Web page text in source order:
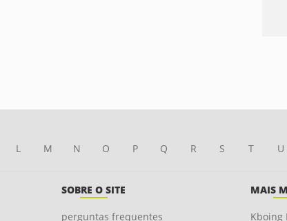
L M N O P Q R S T U
SOBRE O SITE
perguntas frequentes
MAIS
Kboing